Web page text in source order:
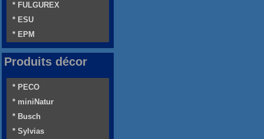
* FULGUREX
* ESU
* EPM
Produits décor
* PECO
* miniNatur
* Busch
* Sylvias